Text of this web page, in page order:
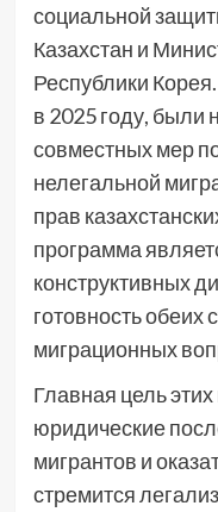
социальной
Казахстан и
Республики
в 2025 году, были
совместных мер
нелегальной
прав
программа
конструктивных
готовность
миграционных
Главная цель
юридические
мигрантов и
стремится